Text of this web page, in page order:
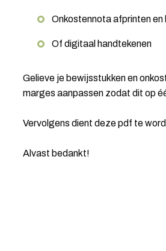
Onkostennota afprinten en
Of digitaal handtekenen
Gelieve je bewijsstukken en
marges aanpassen zodat dit op
Vervolgens dient deze pdf te
Alvast bedankt!